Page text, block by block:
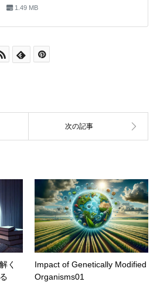
1.49 MB
く
Impact of Genetically Modified
Organisms01